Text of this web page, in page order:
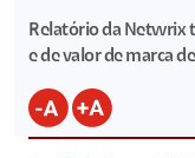
Relatório da Netwrix
e de valor de marca